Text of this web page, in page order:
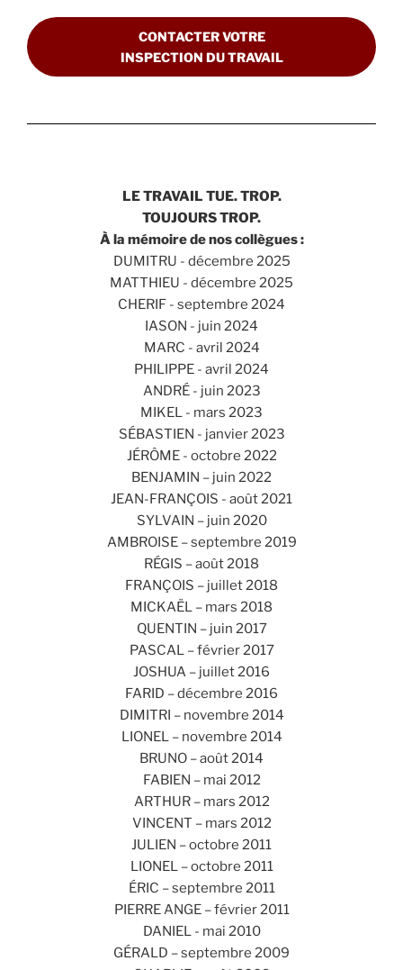
CONTACTER VOTRE
INSPECTION DU TRAVAIL
LE TRAVAIL TUE. TROP.
TOUJOURS TROP.
À la mémoire de nos collègues :
DUMITRU - décembre 2025
MATTHIEU - décembre 2025
CHERIF - septembre 2024
IASON - juin 2024
MARC - avril 2024
PHILIPPE - avril 2024
ANDRÉ - juin 2023
MIKEL - mars 2023
SÉBASTIEN - janvier 2023
JÉRÔME - octobre 2022
BENJAMIN – juin 2022
JEAN-FRANÇOIS - août 2021
SYLVAIN – juin 2020
AMBROISE – septembre 2019
RÉGIS – août 2018
FRANÇOIS – juillet 2018
MICKAËL – mars 2018
QUENTIN – juin 2017
PASCAL – février 2017
JOSHUA – juillet 2016
FARID – décembre 2016
DIMITRI – novembre 2014
LIONEL – novembre 2014
BRUNO – août 2014
FABIEN – mai 2012
ARTHUR – mars 2012
VINCENT – mars 2012
JULIEN – octobre 2011
LIONEL – octobre 2011
ÉRIC – septembre 2011
PIERRE ANGE – février 2011
DANIEL - mai 2010
GÉRALD – septembre 2009